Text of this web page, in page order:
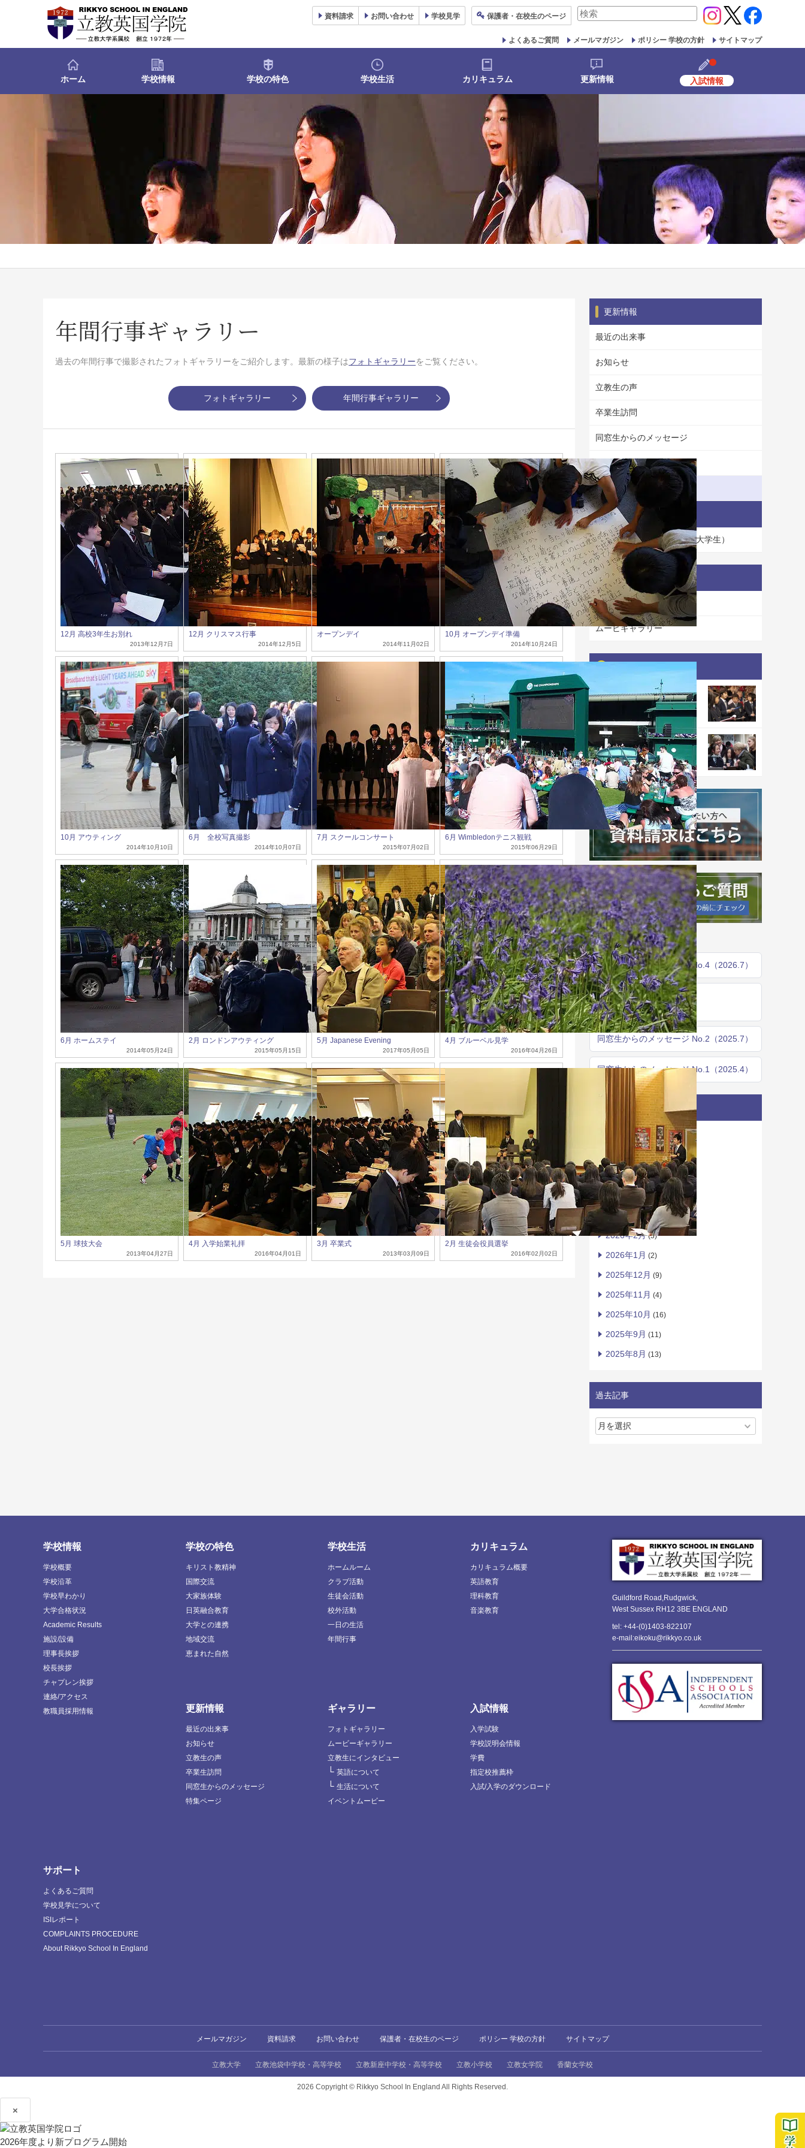
資料請求 お問い合わせ 学校見学 保護者 ・在校生のページ
検
対
象:
よくあるご質問 メールマガジン ポリシー 学校の方針 サイトマップ
ホーム 学校情報 学校の特色 学校生活 カリキュラム 更新情報 入試情報
年間行事ギャラリー
過去の年間行事で撮影されたフォトギャラリーをご紹介します。最新の様子はフォトギャラリーをご覧ください。
フォトギャラリー 年間行事ギャラリー
12月 高校3年生お別れ
2013年12月7日
12月 クリスマス行事
2014年12月5日
オープンデイ
2014年11月02日
10月 オープンデイ準備
2014年10月24日
10月 アウティング
2014年10月10日
6月 全校写真撮影
2014年10月07日
7月 スクールコンサート
2015年07月02日
6月 Wimbledonテニス観戦
2015年06月29日
6月 ホームステイ
2014年05月24日
2月 ロンドンアウティング
2015年05月15日
5月 Japanese Evening
2017年05月05日
4月 ブルーベル見学
2016年04月26日
5月 球技大会
2013年04月27日
4月 入学始業礼拝
2016年04月01日
3月 卒業式
2013年03月09日
2月 生徒会役員選挙
2016年02月02日
更新情報
最近の出来事
お知らせ
立教生の声
卒業生訪問
同窓生からのメッセージ
フォトギャラリー
年間行事ギャラリー
RIKKYO SCHOOL
卒業生インタビュー（立教大学生）
ギャラリー
フォトギャラリー
ムービギャラリー
小中学部の記事
primary school
junior high school
高等部の記事
high school
バックナンバー
同窓生からのメッセージ No.4（2026.7）
同窓生からのメッセージ
No.3（2025.12）
同窓生からのメッセージ No.2（2025.7）
同窓生からのメッセージ No.1（2025.4）
2026年7月(8)
2026年6月(4)
2026年5月(4)
2026年4月 (2)
2026年3月(2)
2026年2月(3)
2026年1月 (2)
2025年12月 (9)
2025年11月 (4)
2025年10月 (16)
2025年9月 (11)
2025年8月 (13)
過去記事
Guildford Road,Rudgwick,
West Sussex RH12 3BE ENGLAND
tel: +44-(0)1403-822107
e-mail:eikoku@rikkyo.co.uk
学校情報
学校概要
学校沿革
学校早わかり
大学合格状況
Academic Results
施設/設備
理事長挨拶
校長挨拶
チャプレン挨拶
連絡/アクセス
教職員採用情報
学校の特色
キリスト教精神
国際交流
大家族体験
日英融合教育
大学との連携
地域交流
恵まれた自然
学校生活
ホームルーム
クラブ活動
生徒会活動
校外活動
一日の生活
年間行事
カリキュラム
カリキュラム概要
英語教育
理科教育
音楽教育
更新情報
最近の出来事
お知らせ
立教生の声
卒業生訪問
同窓生からのメッセージ
特集ページ
ギャラリー
フォトギャラリー
ムービーギャラリー
立教生にインタビュー
└ 英語について
└ 生活について
イベントムービー
入試情報
入学試験
学校説明会情報
学費
指定校推薦枠
入試/入学のダウンロード
サポート
よくあるご質問
学校見学について
ISIレポート
COMPLAINTS PROCEDURE
About Rikkyo School In England
メールマガジン 資料請求 お問い合わせ 保護者・在校生のページ ポリシー 学校の方針 サイトマップ
立教大学 立教池袋中学校・高等学校 立教新座中学校・高等学校 立教小学校 立教女学院 香蘭女学校
2026 Copyright © Rikkyo School In England All Rights Reserved.
×
2026年度より新プログラム開始